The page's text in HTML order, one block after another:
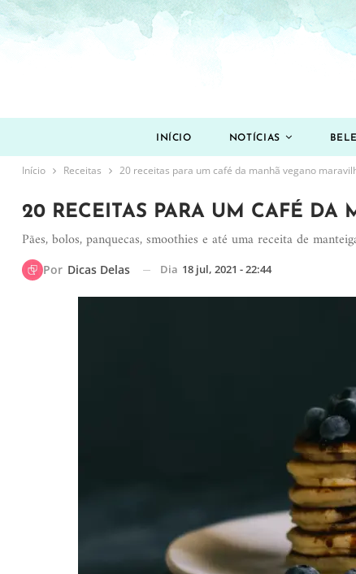
INÍCIO NOTÍCIAS
Início Receitas 20 receitas para um café da manhã vegano
20 RECEITAS PARA UM CAFÉ
Pães, bolos, panquecas, smoothies e até uma receita de
Por Dicas Delas Dia 18 jul, 2021 - 22:44